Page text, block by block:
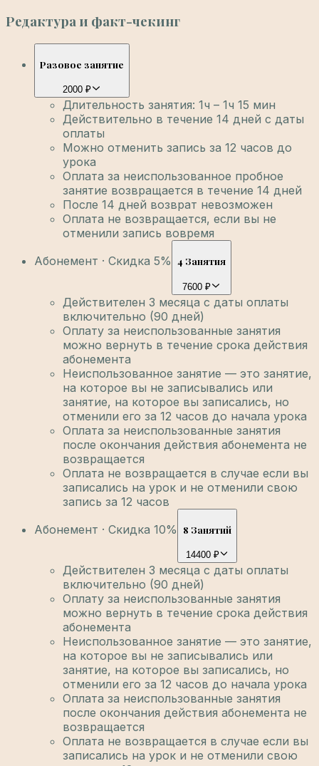
Редактура и факт-чекинг
Разовое занятие
2000 ₽
Длительность занятия: 1ч – 1ч 15 мин
Действительно в течение 14 дней с даты
оплаты
Можно отменить запись за 12 часов до
урока
Оплата за неиспользованное пробное
занятие возвращается в течение 14 дней
После 14 дней возврат невозможен
Оплата не возвращается, если вы не
отменили запись вовремя
Абонемент · Скидка 5% 4 Занятия
7600 ₽
Действителен 3 месяца с даты оплаты
включительно (90 дней)
Оплату за неиспользованные занятия
можно вернуть в течение срока действия
абонемента
Неиспользованное занятие — это занятие,
на которое вы не записывались или
занятие, на которое вы записались, но
отменили его за 12 часов до начала урока
Оплата за неиспользованные занятия
после окончания действия абонемента не
возвращается
Оплата не возвращается в случае если вы
записались на урок и не отменили свою
запись за 12 часов
Абонемент · Скидка 10%
8 Занятий
14400 ₽
Действителен 3 месяца с даты оплаты
включительно (90 дней)
Оплату за неиспользованные занятия
можно вернуть в течение срока действия
абонемента
Неиспользованное занятие — это занятие,
на которое вы не записывались или
занятие, на которое вы записались, но
отменили его за 12 часов до начала урока
Оплата за неиспользованные занятия
после окончания действия абонемента не
возвращается
Оплата не возвращается в случае если вы
записались на урок и не отменили свою